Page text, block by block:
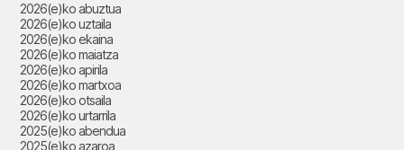
2026(e)ko abuztua
2026(e)ko uztaila
2026(e)ko ekaina
2026(e)ko maiatza
2026(e)ko apirila
2026(e)ko martxoa
2026(e)ko otsaila
2026(e)ko urtarrila
2025(e)ko abendua
2025(e)ko azaroa